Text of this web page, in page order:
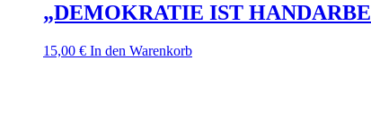
„DEMOKRATIE IST
15,00 € In den Warenkorb